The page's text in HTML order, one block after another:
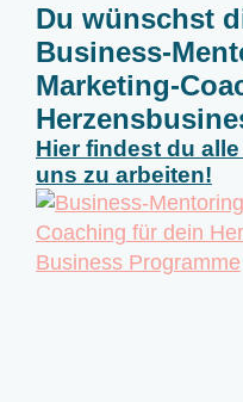
Du wünschst
Business-
Marketing-
Hier findest du
uns zu arbeiten!